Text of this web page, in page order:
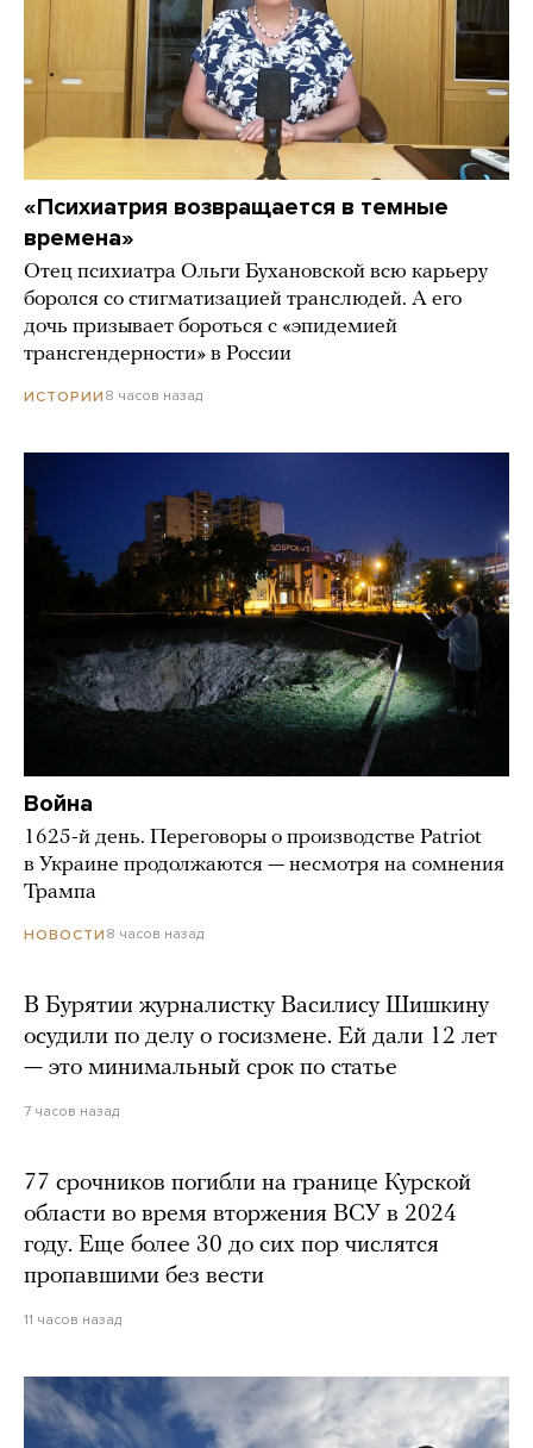
«Психиатрия возвращается в темные
времена»
Отец психиатра Ольги Бухановской всю карьеру
боролся со стигматизацией транслюдей. А его
дочь призывает бороться с «эпидемией
трансгендерности» в России
ИСТОРИИ 8 часов назад
Война
1625-й день. Переговоры о производстве Patriot
в Украине продолжаются — несмотря на сомнения
Трампа
НОВОСТИ 8 часов назад
В Бурятии журналистку Василису Шишкину
осудили по делу о госизмене. Ей дали 12 лет
— это минимальный срок по статье
7 часов назад
77 срочников погибли на границе Курской
области во время вторжения ВСУ в 2024
году. Еще более 30 до сих пор числятся
пропавшими без вести
11 часов назад